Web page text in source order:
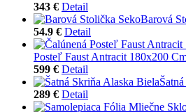
343 € Detail
Barová
54.9 € Detail
Posteľ Faust Antracit 180x200
599 € Detail
289 € Detail